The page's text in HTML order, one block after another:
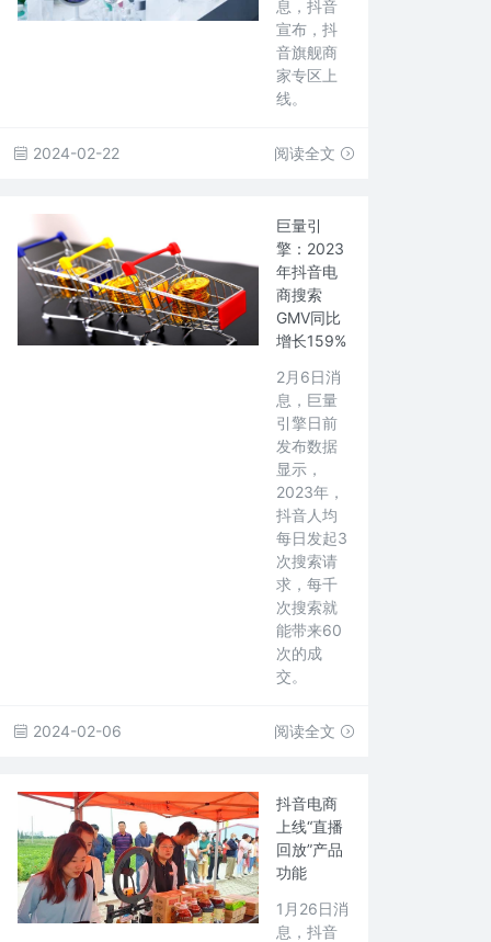
息，抖音
宣布，抖
音旗舰商
家专区上
线。
2024-02-22 阅读全文
巨量引
擎：2023
年抖音电
商搜索
GMV同比
增长159%
2月6日消
息，巨量
引擎日前
发布数据
显示，
2023年，
抖音人均
每日发起3
次搜索请
求，每千
次搜索就
能带来60
次的成
交。
2024-02-06 阅读全文
抖音电商
上线“直播
回放”产品
功能
1月26日消
息，抖音